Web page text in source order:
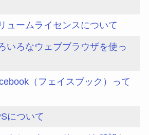
ュームライセンスについて
いろなウェブブラウザを使っ
（フェイスブック）って
について